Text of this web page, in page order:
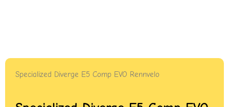
Specialized Diverge E5 Comp EVO Rennvelo